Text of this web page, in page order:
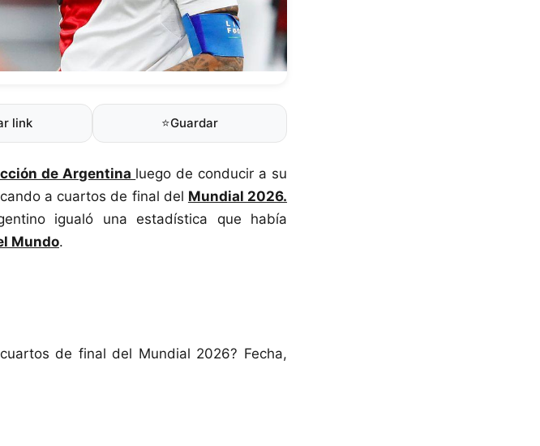
link ⭐Guardar
de Argentina luego de conducir a su
a cuartos de final del Mundial 2026.
igualó una estadística que había
Mundo.
de final del Mundial 2026? Fecha,